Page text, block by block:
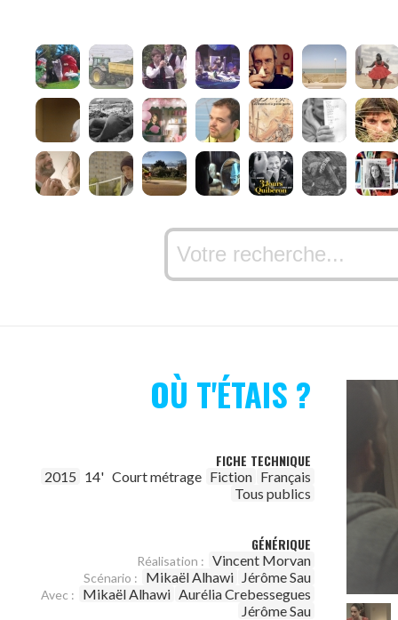
OÙ T'ÉTAIS ?
FICHE TECHNIQUE
2015 14' Court métrage Fiction Français
Tous publics
GÉNÉRIQUE
Réalisation : Vincent Morvan
Scénario : Mikaël Alhawi Jérôme Sau
Avec : Mikaël Alhawi Aurélia Crebessegues
Jérôme Sau